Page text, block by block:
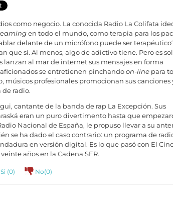
como negocio. La conocida Radio La Colifata
en todo el mundo, como terapia para los
delante de un micrófono puede ser
que sí. Al menos, algo de adictivo tiene. Pero es
lanzan al mar de internet sus mensajes en forma
se entretienen pinchando on-linepara
músicos profesionales promocionan sus canciones
radio.
cantante de la banda de rap La Excepción. Sus
eran un puro divertimento hasta que
Nacional de España, le propuso llevar a su
se ha dado el caso contrario: un programa de
en versión digital. Es lo que pasó con El
años en la Cadena SER.
(0) No(0)